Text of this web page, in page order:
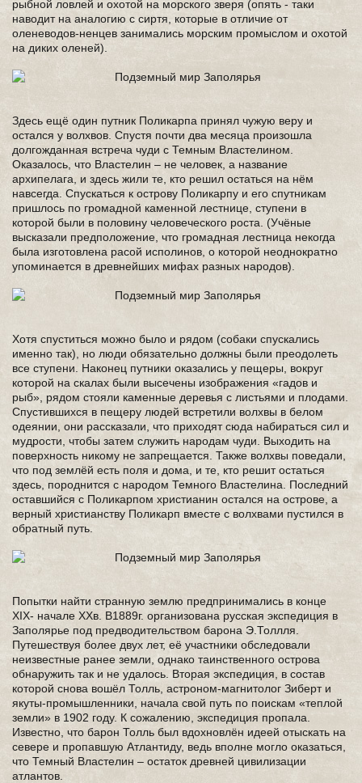
рыбной ловлей и охотой на морского зверя (опять - таки
наводит на аналогию с сиртя, которые в отличие от
оленеводов-ненцев занимались морским промыслом и охотой
на диких оленей).
Здесь ещё один путник Поликарпа принял чужую веру и
остался у волхвов. Спустя почти два месяца произошла
долгожданная встреча чуди с Темным Властелином.
Оказалось, что Властелин – не человек, а название
архипелага, и здесь жили те, кто решил остаться на нём
навсегда. Спускаться к острову Поликарпу и его спутникам
пришлось по громадной каменной лестнице, ступени в
которой были в половину человеческого роста. (Учёные
высказали предположение, что громадная лестница некогда
была изготовлена расой исполинов, о которой неоднократно
упоминается в древнейших мифах разных народов).
Хотя спуститься можно было и рядом (собаки спускались
именно так), но люди обязательно должны были преодолеть
все ступени. Наконец путники оказались у пещеры, вокруг
которой на скалах были высечены изображения «гадов и
рыб», рядом стояли каменные деревья с листьями и плодами.
Спустившихся в пещеру людей встретили волхвы в белом
одеянии, они рассказали, что приходят сюда набираться сил и
мудрости, чтобы затем служить народам чуди. Выходить на
поверхность никому не запрещается. Также волхвы поведали,
что под землёй есть поля и дома, и те, кто решит остаться
здесь, породнится с народом Темного Властелина. Последний
оставшийся с Поликарпом христианин остался на острове, а
верный христианству Поликарп вместе с волхвами пустился в
обратный путь.
Попытки найти странную землю предпринимались в конце
XIX- начале XXв. В1889г. организована русская экспедиция в
Заполярье под предводительством барона Э.Толлля.
Путешествуя более двух лет, её участники обследовали
неизвестные ранее земли, однако таинственного острова
обнаружить так и не удалось. Вторая экспедиция, в состав
которой снова вошёл Толль, астроном-магнитолог Зиберт и
якуты-промышленники, начала свой путь по поискам «теплой
земли» в 1902 году. К сожалению, экспедиция пропала.
Известно, что барон Толль был вдохновлён идеей отыскать на
севере и пропавшую Атлантиду, ведь вполне могло оказаться,
что Темный Властелин – остаток древней цивилизации
атлантов.